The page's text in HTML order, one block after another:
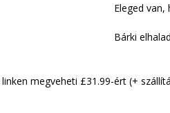
Eleged
Bárki
megveheti £31.99-ért (+